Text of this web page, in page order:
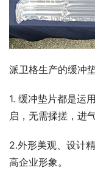
派卫格生产的缓冲
1. 缓冲垫片都是运
启，无需揉搓，进
2.外形美观、设计
高企业形象。